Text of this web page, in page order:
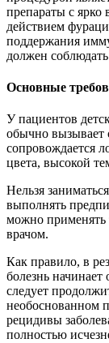
препараты с
действием
поддержания
должен
Основные
У пациентов
обычно вызывает
сопровождается
цвета, высокой
Нельзя
выполнять
можно применять
врачом.
Как правило, в
болезнь начинает
следует
необоснованном
рецидивы
полностью